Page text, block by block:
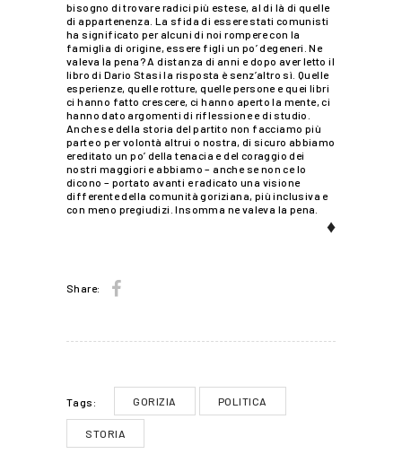
bisogno di trovare radici più estese, al di là di quelle
di appartenenza. La sfida di essere stati comunisti
ha significato per alcuni di noi rompere con la
famiglia di origine, essere figli un po’ degeneri. Ne
valeva la pena? A distanza di anni e dopo aver letto il
libro di Dario Stasi la risposta è senz’altro sì. Quelle
esperienze, quelle rotture, quelle persone e quei libri
ci hanno fatto crescere, ci hanno aperto la mente, ci
hanno dato argomenti di riflessione e di studio.
Anche se della storia del partito non facciamo più
parte o per volontà altrui o nostra, di sicuro abbiamo
ereditato un po’ della tenacia e del coraggio dei
nostri maggiori e abbiamo – anche se non ce lo
dicono – portato avanti e radicato una visione
differente della comunità goriziana, più inclusiva e
con meno pregiudizi. Insomma ne valeva la pena.
♦
Share:
Tags: GORIZIA POLITICA
STORIA